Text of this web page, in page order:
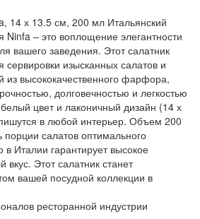
14 х 13.5 см, 200 мл Итальянский
– это воплощение элегантности
вашего заведения. Этот салатник
сервировки изысканных салатов и
из высококачественного фарфора,
долговечностью и легкостью
цвет и лаконичный дизайн (14 х
в любой интерьер. Объем 200
порции салатов оптимального
в Италии гарантирует высокое
вкус. Этот салатник станет
вашей посудной коллекции в
ресторанной индустрии